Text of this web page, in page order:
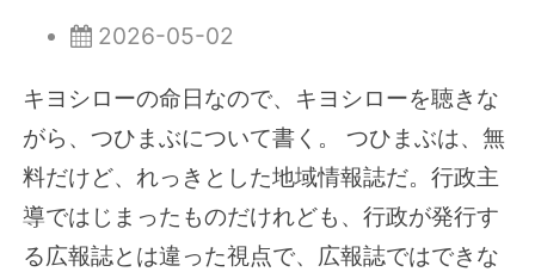
2026-05-02
キヨシローの命日なので、キヨシローを聴きな
がら、つひまぶについて書く。 つひまぶは、無
料だけど、れっきとした地域情報誌だ。行政主
導ではじまったものだけれども、行政が発行す
る広報誌とは違った視点で、広報誌ではできな